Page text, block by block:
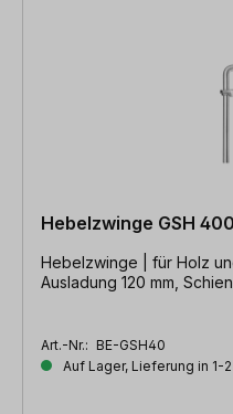
Hebelzwinge GSH
Hebelzwinge | für Holz und Stahl | Spannweite 400 mm,
Ausladung 120 mm,
Art.-Nr.: BE-GSH40
Auf Lager, Lieferung in 1-